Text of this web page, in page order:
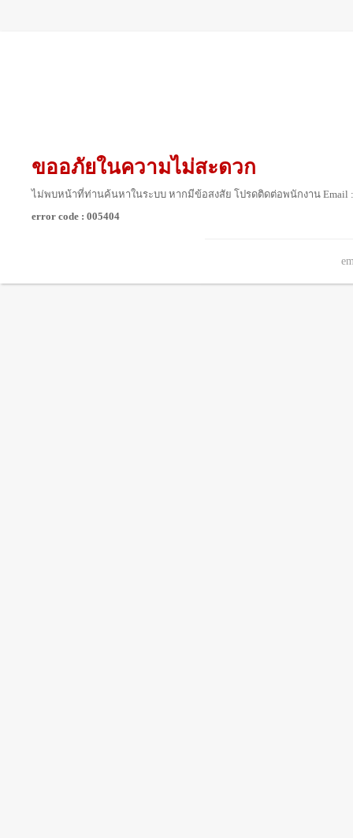
ขออภัยในความไม่สะดวก
ไม่พบหน้าที่ท่านค้นหาในระบบ หากมีข้อสงสัย โปรดติดต่อพนักงาน Email :
error code : 005404